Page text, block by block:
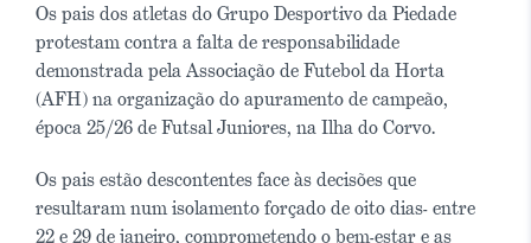
Os pais dos atletas do Grupo Desportivo da Piedade
protestam contra a falta de responsabilidade
demonstrada pela Associação de Futebol da Horta
(AFH) na organização do apuramento de campeão,
época 25/26 de Futsal Juniores, na Ilha do Corvo.
Os pais estão descontentes face às decisões que
resultaram num isolamento forçado de oito dias- entre
22 e 29 de janeiro, comprometendo o bem-estar e as